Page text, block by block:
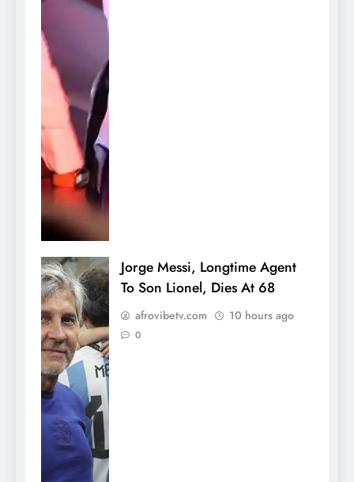
Jorge Messi, Longtime Agent
To Son Lionel, Dies At 68
afrovibetv.com 10 hours ago
0